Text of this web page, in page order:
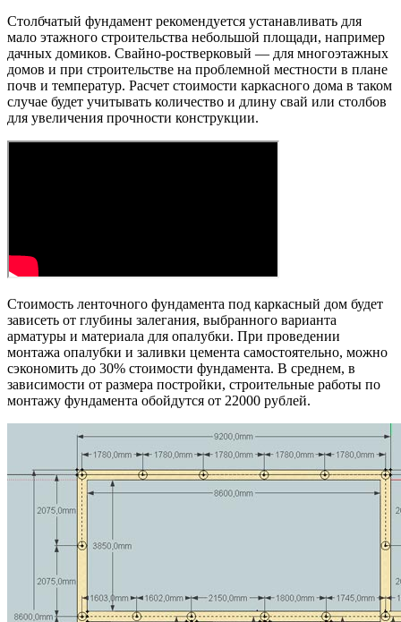
Столбчатый фундамент рекомендуется устанавливать для
мало этажного строительства небольшой площади, например
дачных домиков. Свайно-ростверковый — для многоэтажных
домов и при строительстве на проблемной местности в плане
почв и температур. Расчет стоимости каркасного дома в таком
случае будет учитывать количество и длину свай или столбов
для увеличения прочности конструкции.
Стоимость ленточного фундамента под каркасный дом будет
зависеть от глубины залегания, выбранного варианта
арматуры и материала для опалубки. При проведении
монтажа опалубки и заливки цемента самостоятельно, можно
сэкономить до 30% стоимости фундамента. В среднем, в
зависимости от размера постройки, строительные работы по
монтажу фундамента обойдутся от 22000 рублей.